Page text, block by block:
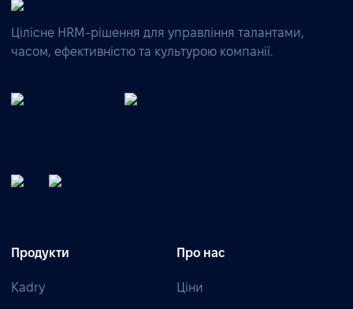
Цілісне HRM-рішення для управління талантами,
часом, ефективністю та культурою компанії.
Продукти
Kadry
Про нас
Ціни